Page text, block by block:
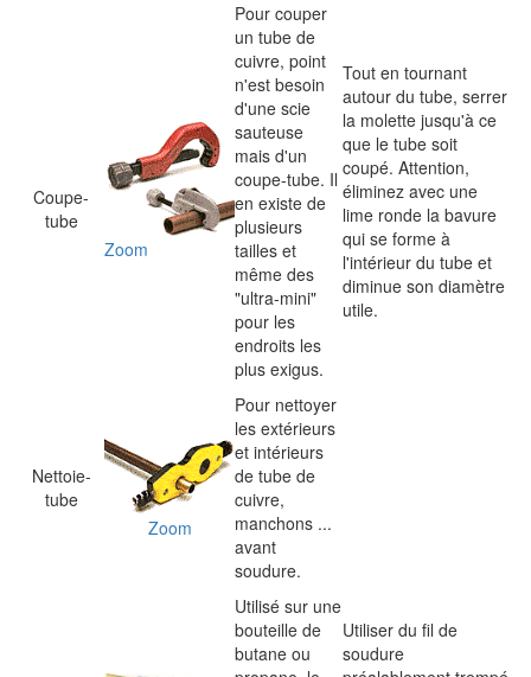
Coupe-
tube
Zoom
Pour couper
un tube de
cuivre, point
n'est besoin
d'une scie
sauteuse
mais d'un
coupe-tube. Il
en existe de
plusieurs
tailles et
même des
"ultra-mini"
pour les
endroits les
plus exigus.
Tout en tournant
autour du tube, serrer
la molette jusqu'à ce
que le tube soit
coupé. Attention,
éliminez avec une
lime ronde la bavure
qui se forme à
l'intérieur du tube et
diminue son diamètre
utile.
Nettoie-
tube
Zoom
Pour nettoyer
les extérieurs
et intérieurs
de tube de
cuivre,
manchons ...
avant
soudure.
Utilisé sur une
bouteille de
butane ou
Utiliser du fil de
soudure